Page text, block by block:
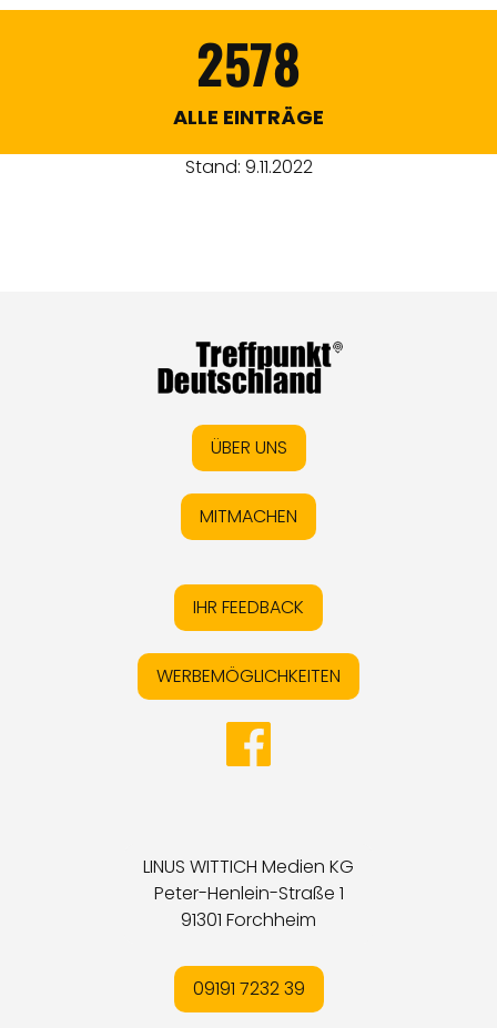
2578
ALLE EINTRÄGE
Stand: 9.11.2022
ÜBER UNS
MITMACHEN
IHR FEEDBACK
WERBEMÖGLICHKEITEN
LINUS WITTICH Medien KG
Peter-Henlein-Straße 1
91301 Forchheim
09191 7232 39